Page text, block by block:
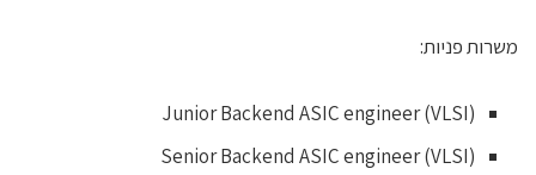
פניות:
Junior Backend ASIC engineer (VLSI)
Senior Backend ASIC engineer (VLSI)